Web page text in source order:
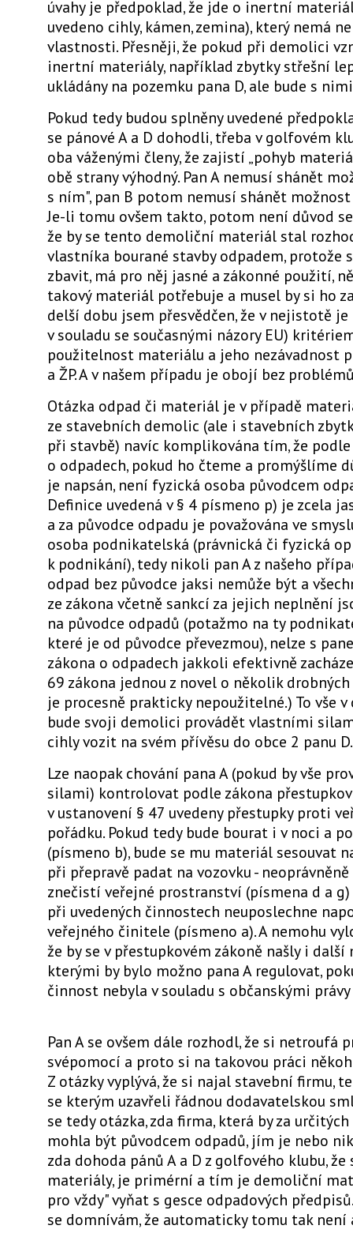
úvahy je předpoklad, že jde o inertní
uvedeno cihly, kámen, zemina), který nemá
vlastnosti. Přesněji, že pokud při demolici
inertní materiály, například zbytky střešní
ukládány na pozemku pana D, ale bude s
Pokud tedy budou splněny uvedené
se pánové A a D dohodli, třeba v golfovém
oba váženými členy, že zajistí „pohyb
obě strany výhodný. Pan A nemusí shánět
s ním", pan B potom nemusí shánět možnost
Je-li tomu ovšem takto, potom není důvod
že by se tento demoliční materiál stal
vlastníka bourané stavby odpadem, protože
zbavit, má pro něj jasné a zákonné použití,
takový materiál potřebuje a musel by si ho
delší dobu jsem přesvědčen, že v nejistotě
v souladu se současnými názory EU)
použitelnost materiálu a jeho nezávadnost
a ŽP. A v našem případu je obojí bez
Otázka odpad či materiál je v případě
ze stavebních demolic (ale i stavebních
při stavbě) navíc komplikována tím, že podle
o odpadech, pokud ho čteme a promýšlíme
je napsán, není fyzická osoba původcem
Definice uvedená v § 4 písmeno p) je zcela
a za původce odpadu je považována ve
osoba podnikatelská (právnická či fyzická
k podnikání), tedy nikoli pan A z našeho
odpad bez původce jaksi nemůže být a
ze zákona včetně sankcí za jejich neplnění
na původce odpadů (potažmo na ty
které je od původce převezmou), nelze s
zákona o odpadech jakkoli efektivně
69 zákona jednou z novel o několik
je procesně prakticky nepoužitelné.) To vše v
bude svoji demolici provádět vlastními
cihly vozit na svém přívěsu do obce 2 panu D.
Lze naopak chování pana A (pokud by vše
silami) kontrolovat podle zákona
v ustanovení § 47 uvedeny přestupky proti
pořádku. Pokud tedy bude bourat i v noci a
(písmeno b), bude se mu materiál sesouvat
při přepravě padat na vozovku -
znečistí veřejné prostranství (písmena d a
při uvedených činnostech neuposlechne
veřejného činitele (písmeno a). A nemohu
že by se v přestupkovém zákoně našly i další
kterými by bylo možno pana A regulovat,
činnost nebyla v souladu s občanskými
Pan A se ovšem dále rozhodl, že si netroufá
svépomocí a proto si na takovou práci
Z otázky vyplývá, že si najal stavební firmu,
se kterým uzavřeli řádnou dodavatelskou
se tedy otázka, zda firma, která by za
mohla být původcem odpadů, jím je nebo
zda dohoda pánů A a D z golfového klubu,
materiály, je primérní a tím je demoliční
pro vždy" vyňat s gesce odpadových
se domnívám, že automaticky tomu tak není